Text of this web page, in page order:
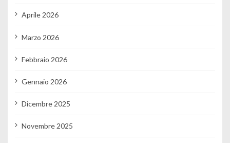
Aprile 2026
Marzo 2026
Febbraio 2026
Gennaio 2026
Dicembre 2025
Novembre 2025